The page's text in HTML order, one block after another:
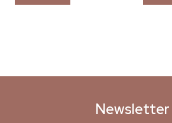
Newsletter